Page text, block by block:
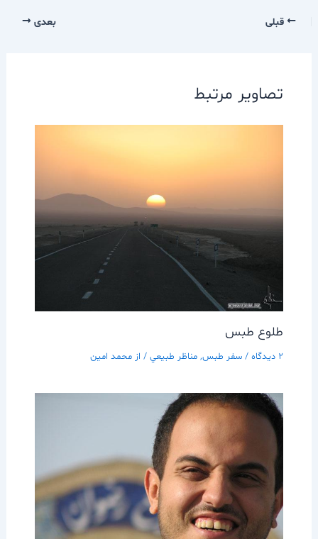
قبلی بعدی
تصاویر مرتبط
طلوع طبس
2 دیدگاه / سفر طبس, مناظر طبيعي/ از محمد امین